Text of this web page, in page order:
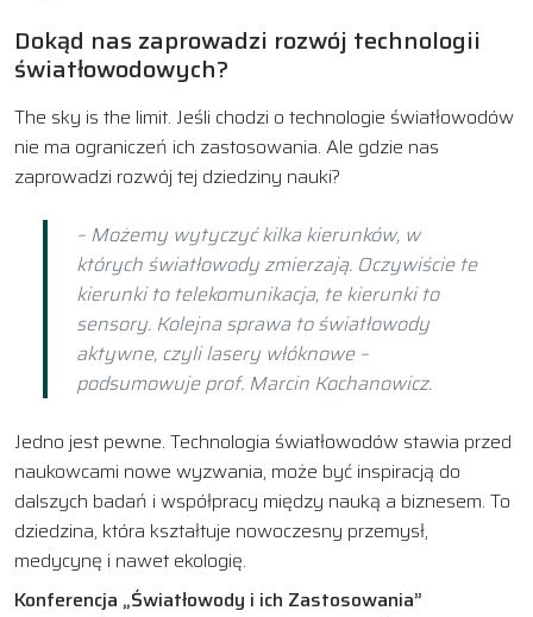
Dokąd nas zaprowadzi rozwój technologii
światłowodowych?
The sky is the limit. Jeśli chodzi o technologie światłowodów
nie ma ograniczeń ich zastosowania. Ale gdzie nas
zaprowadzi rozwój tej dziedziny nauki?
– Możemy wytyczyć kilka kierunków, w
których światłowody zmierzają. Oczywiście te
kierunki to telekomunikacja, te kierunki to
sensory. Kolejna sprawa to światłowody
aktywne, czyli lasery włóknowe –
podsumowuje prof. Marcin Kochanowicz.
Jedno jest pewne. Technologia światłowodów stawia przed
naukowcami nowe wyzwania, może być inspiracją do
dalszych badań i współpracy między nauką a biznesem. To
dziedzina, która kształtuje nowoczesny przemysł,
medycynę i nawet ekologię.
Konferencja „Światłowody i ich Zastosowania”